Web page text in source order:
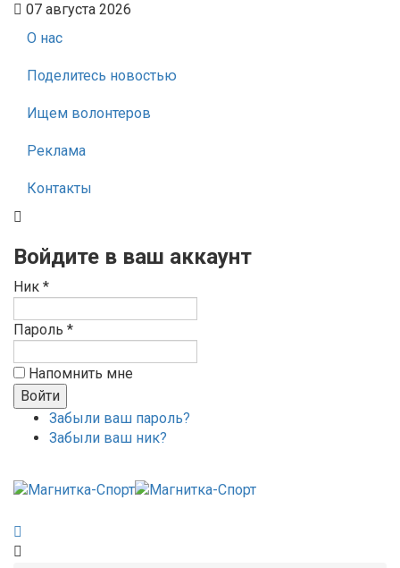
07 августа 2026
О нас
Поделитесь новостью
Ищем волонтеров
Реклама
Контакты
Войдите в ваш аккаунт
Ник *
Пароль *
Напомнить мне
Забыли ваш пароль?
Забыли ваш ник?